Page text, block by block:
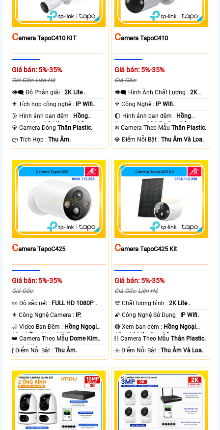
CAmera TapoC410 KIT
Giá bán: 5%-35%
Giá Gốc: Liên Hệ
👁️‍🗨 Độ Phân giải :2K Lite .
⚜️ Tích hợp công nghệ : IP Wifi.
🌛 Hình ảnh ban đêm : Hồng
Ngoại 10m Có Màu Ban Ðêm.
💎 Camera DòngThân Plastic.
️ლ Tích Hợp :Thu Âm.
CAmera TapoC410
Giá bán: 5%-35%
Giá Gốc:
👁️‍🗨 Hình Ành Chất Lượng :2K
Lite .
⚜️ Công Nghệ : IP Wifi.
🌔 Hình ảnh ban đêm : Hồng
Ngoại 10m Có Màu Ban Ðêm.
❄ Camera Theo MẫuThân Plastic.
️💎 Điểm Nỗi Bật :Thu Âm Và Loa.
CAmera TapoC425
Giá bán: 5%-35%
Giá Gốc:
️👀 Độ sắc nét : FULL HD 1080P .
⚜️ Công Nghệ Camera : IP.
🌙 Video Ban Đêm : Hồng Ngoại
10m Hồng Ngoại SMD.
👑 Camera Theo Mẫu Dome Kim
loại + Nhựa.
️ƒ Điểm Nỗi Bật :Thu Âm.
CAmera TapoC425 Kit
Giá bán: 5%-35%
Giá Gốc: Liên Hệ
💯 Chất lượng hình :2K Lite .
🌠 Công Nghệ Sử Dụng : IP Wifi.
🔴 Xem ban đêm : Hồng Ngoại
15m Có Màu Ban Ðêm.
⛓ Camera Theo MẫuThân Plastic.
️☣️ Điểm Nỗi Bật :Thu Âm Và Loa.